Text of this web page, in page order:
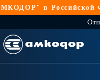
в Российской